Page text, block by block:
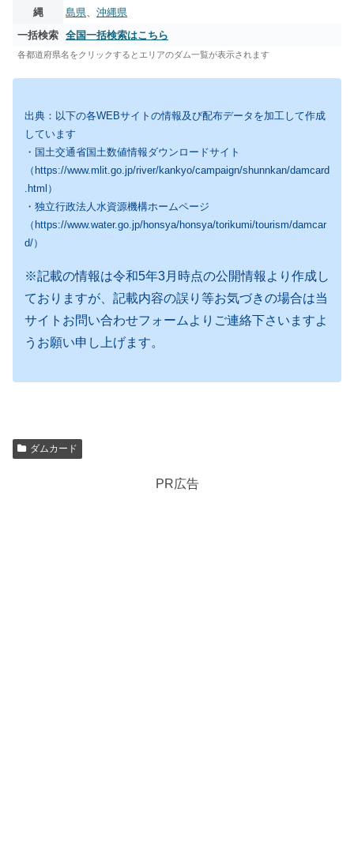
縄 島県
沖縄県
一括検索 全国一括検索はこちら
各都道府県名をクリックするとエリアのダム一覧が表示されます
出典：以下の各WEBサイトの情報及び配布データを加工して作成
しています
・国土交通省国土数値情報ダウンロードサイト
（https://www.mlit.go.jp/river/kankyo/campaign/shunnkan/damcard
.html）
・独立行政法人水資源機構ホームページ
（https://www.water.go.jp/honsya/honsya/torikumi/tourism/damcar
d/）
※記載の情報は令和5年3月時点の公開情報より作成し
ておりますが、記載内容の誤り等お気づきの場合は当
サイトお問い合わせフォームよりご連絡下さいますよ
うお願い申し上げます。
ダムカード
PR広告